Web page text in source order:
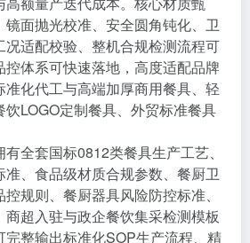
面抛光校准、安全圆角钝化、卫
适配校验、整机合规检测流程可
体系可快速落地，高度适配品牌
化代工与高端加厚商用餐具、轻
LOGO定制餐具、外贸标准餐具
有全套国标0812类餐具生产工艺、
准、食品级材质合规参数、餐厨卫
规则、餐厨器具风险防控标准、
超入驻与政企餐饮集采检测模板
整输出标准化SOP生产流程、精